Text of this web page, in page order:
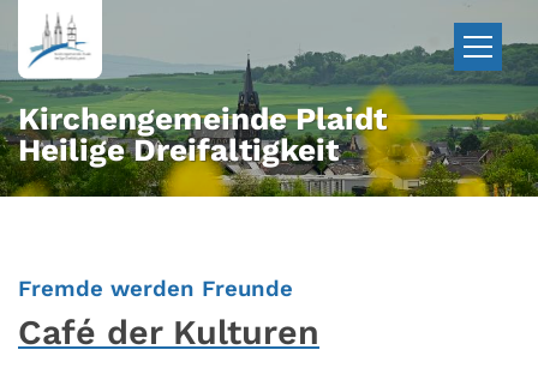
Zum Inhalt springen
Kirchengemeinde Plaidt
Heilige Dreifaltigkeit
Fremde werden Freunde
Café der Kulturen